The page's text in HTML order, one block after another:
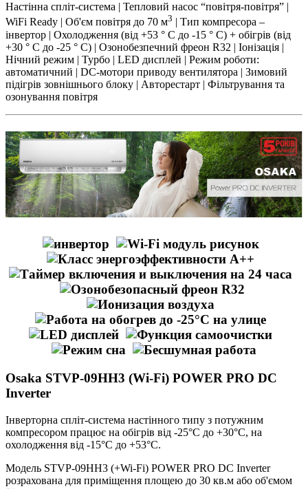
Настінна спліт-система | Тепловий насос “повітря-повітря” |
WiFi Ready | Об'єм повітря до 70 м3
| Тип компресора –
інвертор | Охолодження (від +53 ° С до -15 ° С) + обігрів (від
+30 ° С до -25 ° С) | Озонобезпечний фреон R32 | Іонізація |
Нічний режим | Турбо | LED дисплей | Режим роботи:
автоматичний | DC-мотори приводу вентилятора | Зимовий
підігрів зовнішнього блоку | Авторестарт | Фільтрування та
озонування повітря
Osaka STVP-09HH3 (Wi-Fi) POWER PRO DC
Inverter
Інверторна спліт-система настінного типу з потужним
компресором працює на обігрів від -25°С до +30°С, на
охолодження від -15°С до +53°С.
Модель STVP-09HH3 (+Wi-Fi) POWER PRO DC Inverter
розрахована для приміщення площею до 30 кв.м або об'ємом